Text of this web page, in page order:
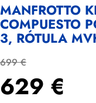
MANFROTTO
COMPUESTO
3, RÓTULA
699 €
629 €